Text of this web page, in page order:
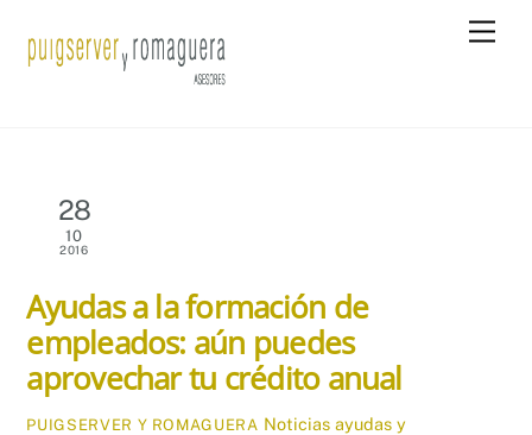
28
10
2016
Ayudas a la formación de
empleados: aún puedes
aprovechar tu crédito anual
PUIGSERVER Y ROMAGUERA Noticias ayudas y